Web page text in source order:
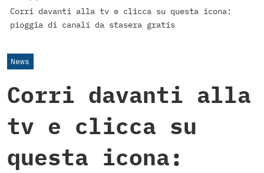
Corri davanti alla tv e clicca su questa icona:
pioggia di canali da stasera gratis
News
Corri davanti alla
tv e clicca su
questa icona: